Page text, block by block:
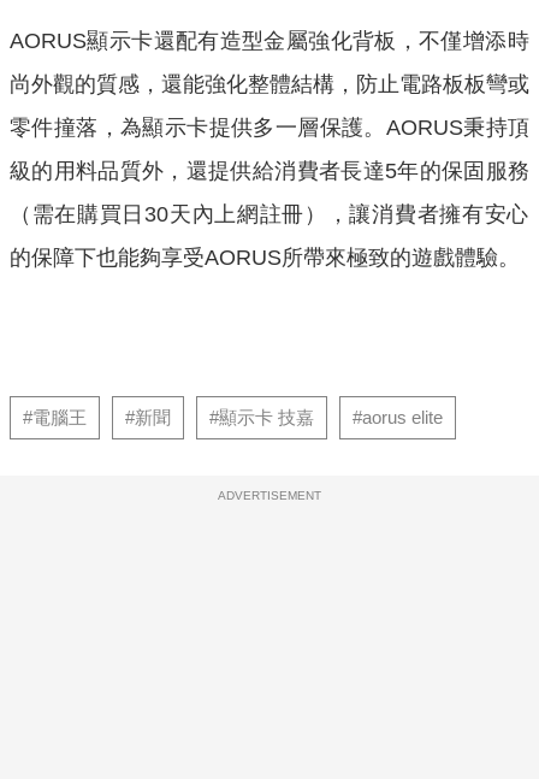
AORUS顯示卡還配有造型金屬強化背板，不僅增添時
尚外觀的質感，還能強化整體結構， 防止電路板板彎或
零件撞落，為顯示卡提供多一層保護。AORUS秉持頂
級的用料品質外，還提供給消費者長達5年的保固服務
（需在購買日30天內上網註冊），讓消費者擁有安心
的保障下也能夠享受AORUS所帶來極致的遊戲體驗。
#電腦王 #新聞 #顯示卡 技嘉 #aorus elite
ADVERTISEMENT